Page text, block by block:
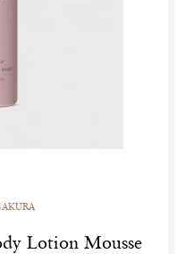
Lotion Mousse